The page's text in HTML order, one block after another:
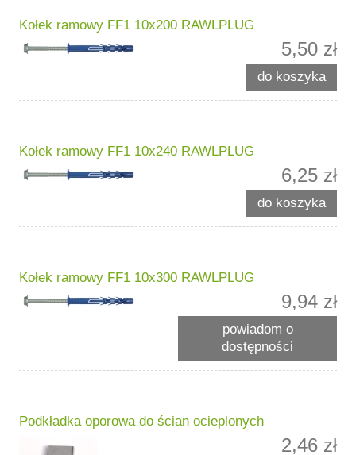
Kołek ramowy FF1 10x200 RAWLPLUG
5,50 zł
do koszyka
Kołek ramowy FF1 10x240 RAWLPLUG
6,25 zł
do koszyka
Kołek ramowy FF1 10x300 RAWLPLUG
9,94 zł
powiadom o
dostępności
Podkładka oporowa do ścian ocieplonych
2,46 zł